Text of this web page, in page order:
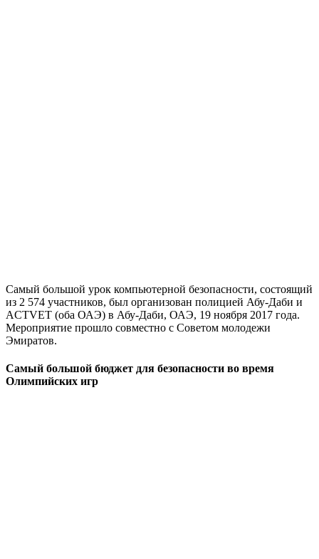
Самый большой урок компьютерной безопасности, состоящий
из 2 574 участников, был организован полицией Абу-Даби и
ACTVET (оба ОАЭ) в Абу-Даби, ОАЭ, 19 ноября 2017 года.
Мероприятие прошло совместно с Советом молодежи
Эмиратов.
Самый большой бюджет для безопасности во время
Олимпийских игр